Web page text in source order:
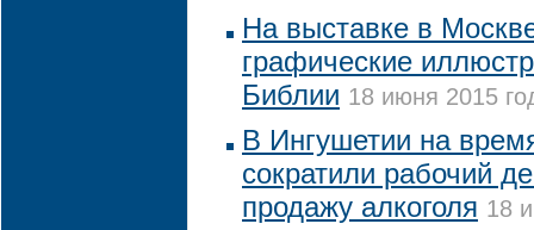
На выставке в
графические
Библии 18 июня 2015
В Ингушетии на
сократили рабочий
продажу алкоголя 18